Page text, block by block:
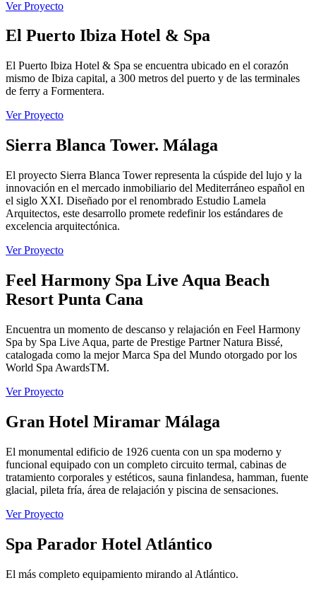
Ver Proyecto
El Puerto Ibiza Hotel & Spa
El Puerto Ibiza Hotel & Spa se encuentra ubicado en el corazón
mismo de Ibiza capital, a 300 metros del puerto y de las terminales
de ferry a Formentera.
Ver Proyecto
Sierra Blanca Tower. Málaga
El proyecto Sierra Blanca Tower representa la cúspide del lujo y la
innovación en el mercado inmobiliario del Mediterráneo español en
el siglo XXI. Diseñado por el renombrado Estudio Lamela
Arquitectos, este desarrollo promete redefinir los estándares de
excelencia arquitectónica.
Ver Proyecto
Feel Harmony Spa Live Aqua Beach
Resort Punta Cana
Encuentra un momento de descanso y relajación en Feel Harmony
Spa by Spa Live Aqua, parte de Prestige Partner Natura Bissé,
catalogada como la mejor Marca Spa del Mundo otorgado por los
World Spa AwardsTM.
Ver Proyecto
Gran Hotel Miramar Málaga
El monumental edificio de 1926 cuenta con un spa moderno y
funcional equipado con un completo circuito termal, cabinas de
tratamiento corporales y estéticos, sauna finlandesa, hamman, fuente
glacial, pileta fría, área de relajación y piscina de sensaciones.
Ver Proyecto
Spa Parador Hotel Atlántico
El más completo equipamiento mirando al Atlántico.